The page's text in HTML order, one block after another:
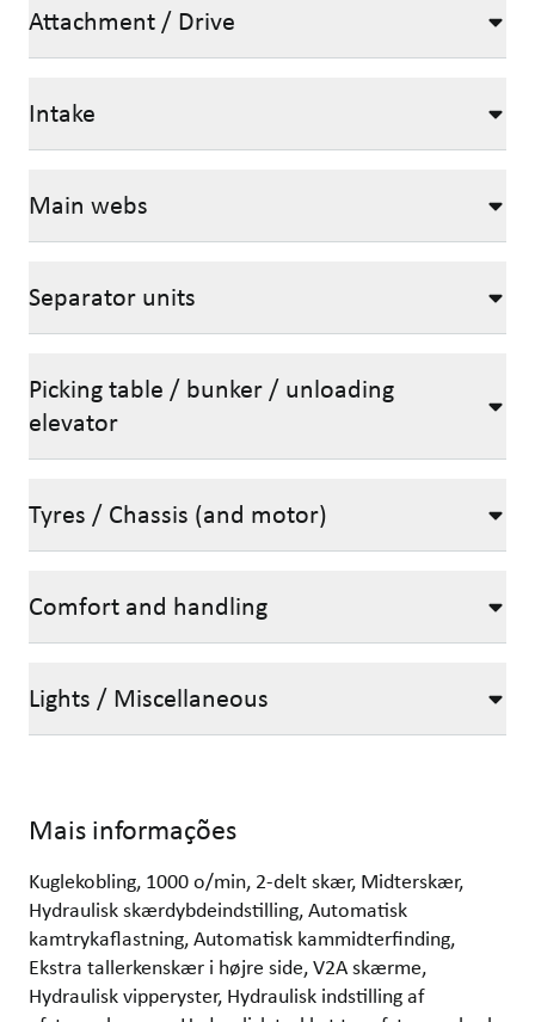
Attachment / Drive
Intake
Main webs
Separator units
Picking table / bunker / unloading
elevator
Tyres / Chassis (and motor)
Comfort and handling
Lights / Miscellaneous
Mais informações
Kuglekobling, 1000 o/min, 2-delt skær, Midterskær,
Hydraulisk skærdybdeindstilling, Automatisk
kamtrykaflastning, Automatisk kammidterfinding,
Ekstra tallerkenskær i højre side, V2A skærme,
Hydraulisk vipperyster, Hydraulisk indstilling af